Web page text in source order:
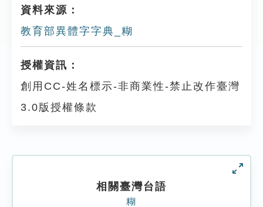
資料來源：
教育部異體字字典_糊
授權資訊：
創用CC-姓名標示-非商業性-禁止改作臺灣
3.0版授權條款
相關臺灣台語
糊